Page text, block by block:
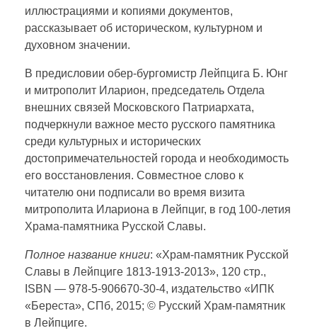
иллюстрациями и копиями документов,
рассказывает об историческом, культурном и
духовном значении.
В предисловии обер-бургомистр Лейпцига Б. Юнг
и митрополит Иларион, председатель Отдела
внешних связей Московского Патриархата,
подчеркнули важное место русского памятника
среди культурных и исторических
достопримечательностей города и необходимость
его восстановления. Совместное слово к
читателю они подписали во время визита
митрополита Илариона в Лейпциг, в год 100-летия
Храма-памятника Русской Славы.
Полное название книги: «Храм-памятник Русской
Славы в Лейпциге 1813-1913-2013», 120 стр.,
ISBN — 978-5-906670-30-4, издательство «ИПК
«Береста», СПб, 2015; © Русский Храм-памятник
в Лейпциге.